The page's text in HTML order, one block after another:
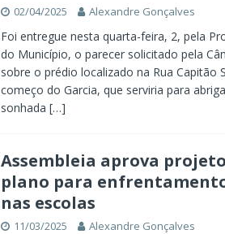
02/04/2025 Alexandre Gonçalves
Foi entregue nesta quarta-feira, 2, pela
do Município, o parecer solicitado pela
sobre o prédio localizado na Rua Capitão
começo do Garcia, que serviria para
sonhada […]
Assembleia aprova
plano para
nas escolas
11/03/2025 Alexandre Gonçalves